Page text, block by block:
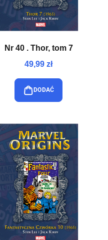
Nr 40 . Thor, tom 7
49,99 zł
DODAĆ